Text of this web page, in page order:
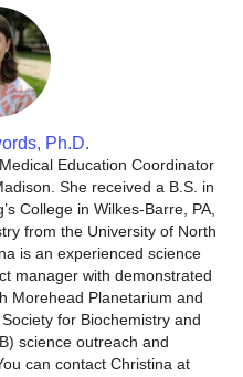
Ph.D.
Education Coordinator
She received a B.S. in
College in Wilkes-Barre, PA,
from the University of North
is an experienced science
manager with demonstrated
Morehead Planetarium and
for Biochemistry and
science outreach and
can contact Christina at